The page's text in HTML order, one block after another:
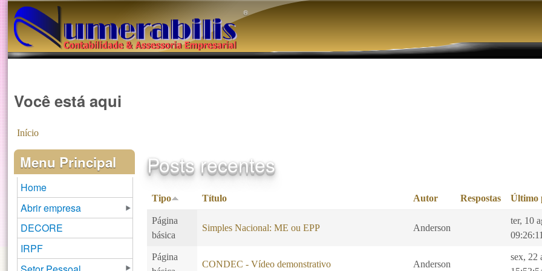
®️
Você está aqui
Início
Posts recentes
Tipo Título Autor Respostas Último
Página
básica
Simples Nacional: ME ou EPP Anderson
ter, 10
Página
CONDEC - Vídeo demonstrativo Anderson
sex, 22
Menu Principal
Home
Abrir empresa
DECORE
IRPF